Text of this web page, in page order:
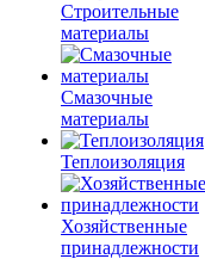
Строительные
материалы
Смазочные
материалы
Теплоизоляция
Хозяйственные
принадлежности